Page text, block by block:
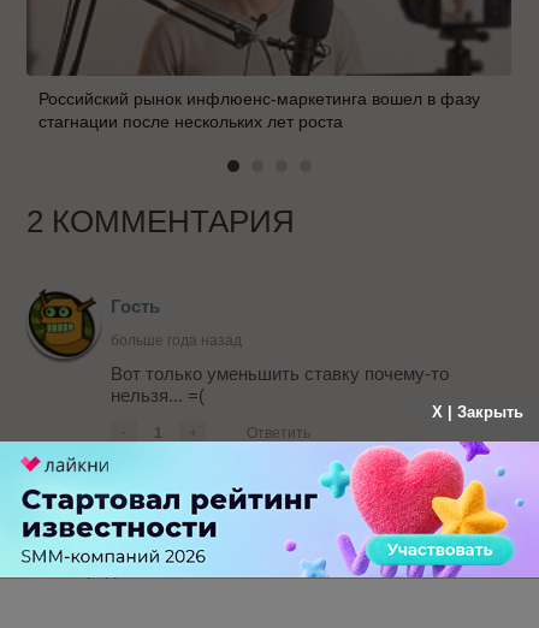
Российский рынок инфлюенс-маркетинга вошел в фазу
стагнации после нескольких лет роста
2 КОММЕНТАРИЯ
Гость
больше года назад
Вот только уменьшить ставку почему-то
нельзя... =(
1 Ответить
больше года назад
Да, а жаль. Как пользователь я была бы очень
рада..
X | Закрыть